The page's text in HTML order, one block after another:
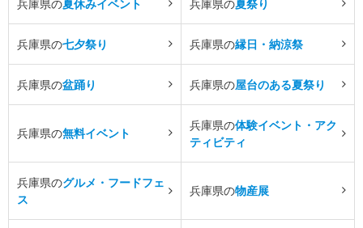
兵庫県の夏休みイベント 兵庫県の夏祭り
兵庫県の七夕祭り 兵庫県の縁日・納涼祭
兵庫県の盆踊り 兵庫県の屋台のある夏祭り
兵庫県の無料イベント
兵庫県の体験イベント・アク
ティビティ
兵庫県のグルメ・フードフェ
ス
兵庫県の物産展